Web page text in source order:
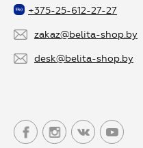
+375-25-612-27-27
zakaz@belita-shop.by
desk@belita-shop.by